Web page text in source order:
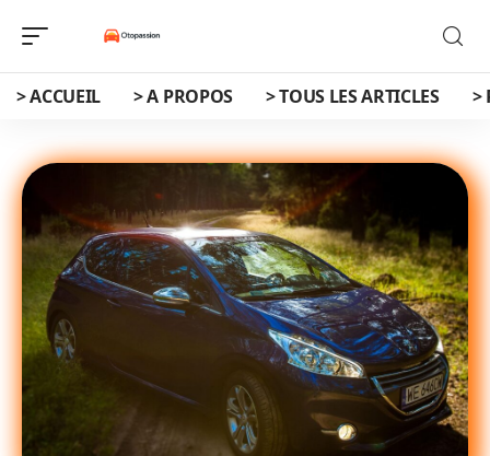
> ACCUEIL > A PROPOS > TOUS LES ARTICLES >